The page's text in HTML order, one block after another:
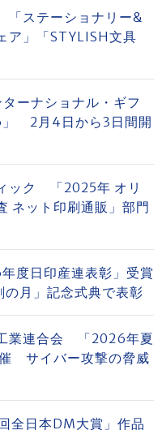
ステーショナリー&
ア」「STYLISH文具
ターナショナル・ギフ
」 2月4日から3日間開
ック 「2025年 オリ
ネット印刷通販」部門
度日印産連表彰」受賞
月」記念式典で表彰
業連合会 「2026年夏
サイバー攻撃の脅威
全日本DM大賞」作品